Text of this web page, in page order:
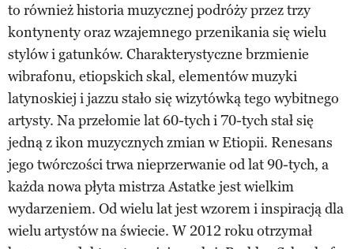
to również historia muzycznej podróży przez trzy
kontynenty oraz wzajemnego przenikania się wielu
stylów i gatunków. Charakterystyczne brzmienie
wibrafonu, etiopskich skal, elementów muzyki
latynoskiej i jazzu stało się wizytówką tego wybitnego
artysty. Na przełomie lat 60-tych i 70-tych stał się
jedną z ikon muzycznych zmian w Etiopii. Renesans
jego twórczości trwa nieprzerwanie od lat 90-tych, a
każda nowa płyta mistrza Astatke jest wielkim
wydarzeniem. Od wielu lat jest wzorem i inspiracją dla
wielu artystów na świecie. W 2012 roku otrzymał